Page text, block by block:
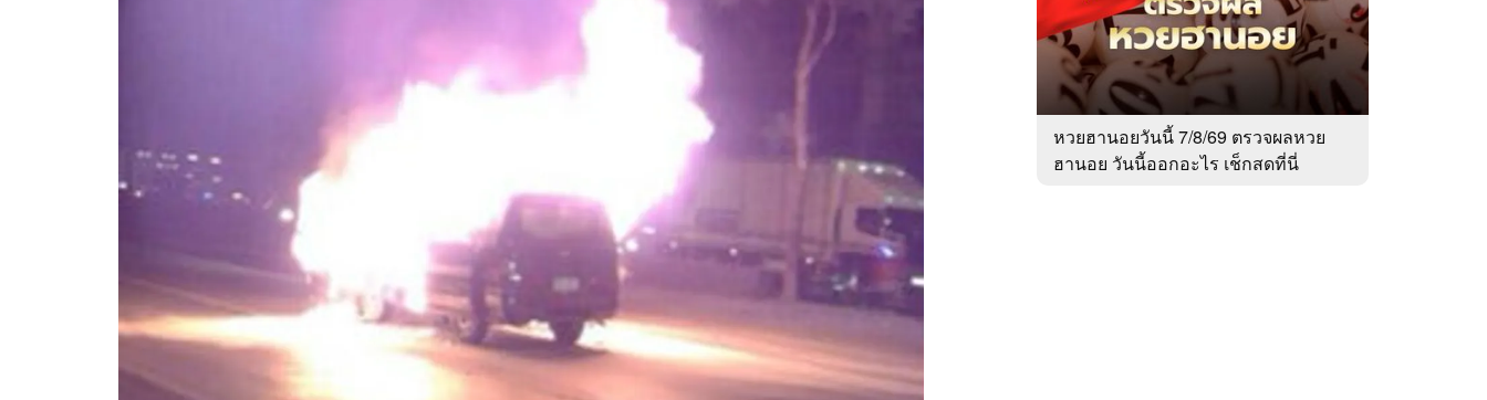
เที่ยว-กิน
Tasteful Thailand
Sanook Choice
ดาวน์โหลดสนุกแอปฟรี
บริษัท อิมเมจ ฟิวเจอร์ (ประเทศไทย) จำกัด
หมวด
สังคม
หวยฮานอยวันนี้ 7/8/69 ตรวจผลหวย
ฮานอย วันนี้ออกอะไร เช็กสดที่นี่